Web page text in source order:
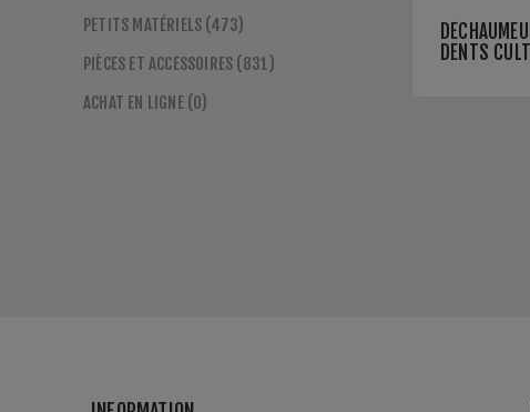
DENTS
PETITS MATÉRIELS (473)
PIÈCES ET ACCESSOIRES (831)
ACHAT EN LIGNE (0)